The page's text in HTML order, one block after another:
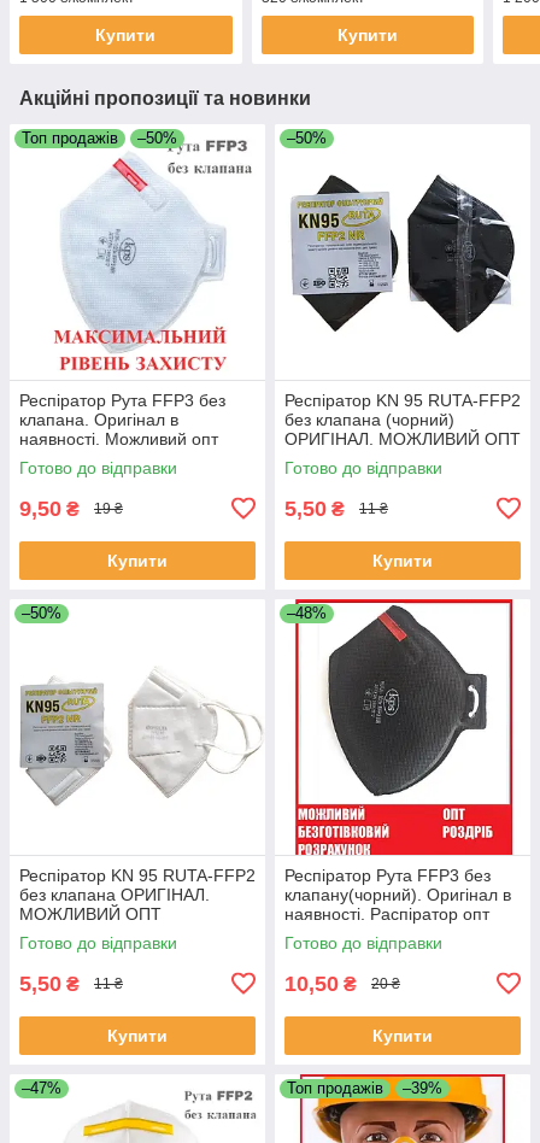
Купити Купити
Акційні пропозиції та новинки
Топ продажів –50%
Респіратор Рута FFP3 без
клапана. Оригінал в
наявності. Можливий опт
Готово до відправки
9,50 ₴ 19 ₴
Купити
–50%
Респіратор KN 95 RUTA-FFP2
без клапана (чорний)
ОРИГІНАЛ. МОЖЛИВИЙ ОПТ
Готово до відправки
5,50 ₴ 11 ₴
Купити
–50%
Респіратор KN 95 RUTA-FFP2
без клапана ОРИГІНАЛ.
МОЖЛИВИЙ ОПТ
Готово до відправки
5,50 ₴ 11 ₴
Купити
–48%
Респіратор Рута FFP3 без
клапану(чорний). Оригінал в
наявності. Распіратор опт
Готово до відправки
10,50 ₴ 20 ₴
Купити
–47% Топ продажів –39%